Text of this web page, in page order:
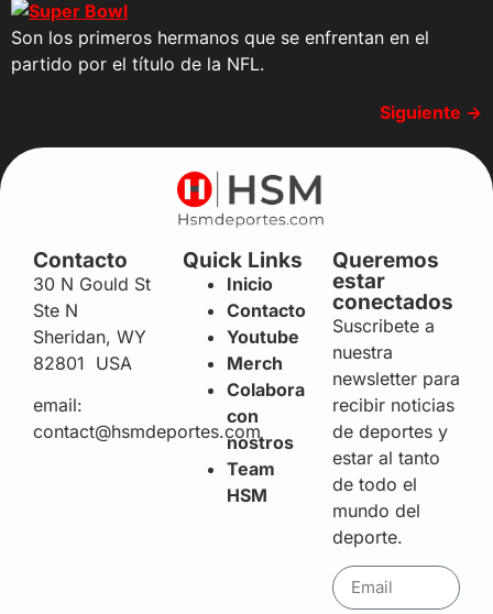
Son los primeros hermanos que se enfrentan en el
partido por el título de la NFL.
Siguiente →
Contacto
30 N Gould St
Ste N
Sheridan, WY
82801 USA
email:
contact@hsmdeportes.com
Quick Links
Inicio
Contacto
Youtube
Merch
Colabora
con
nostros
Team
HSM
Queremos
estar
conectados
Suscribete a
nuestra
newsletter para
recibir noticias
de deportes y
estar al tanto
de todo el
mundo del
deporte.